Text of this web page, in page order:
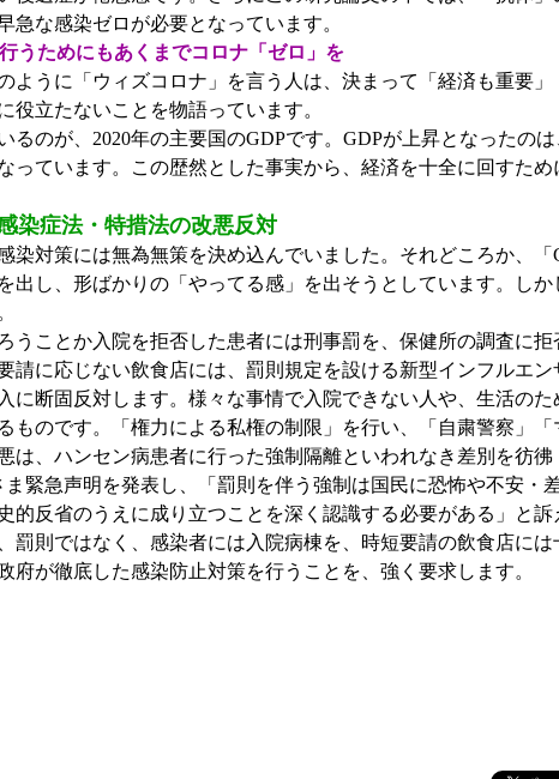
な感染ゼロが必要となっています。
うためにもあくまでコロナ「ゼロ」を
うに「ウィズコロナ」を言う人は、決まって「経済も重要
役立たないことを物語っています。
のが、2020年の主要国のGDPです。GDPが上昇となったの
っています。この歴然とした事実から、経済を十全に回すた
染症法・特措法の改悪反対
対策には無為無策を決め込んでいました。それどころか、
出し、形ばかりの「やってる感」を出そうとしています。し
ことか入院を拒否した患者には刑事罰を、保健所の調査に
請に応じない飲食店には、罰則規定を設ける新型インフルエ
断固反対します。様々な事情で入院できない人や、生活の
ものです。「権力による私権の制限」を行い、「自粛警察」
、ハンセン病患者に行った強制隔離といわれなき差別を彷
ま緊急声明を発表し、「罰則を伴う強制は国民に恐怖や不安
的反省のうえに成り立つことを深く認識する必要がある」と訴
則ではなく、感染者には入院病棟を、時短要請の飲食店に
府が徹底した感染防止対策を行うことを、強く要求します。